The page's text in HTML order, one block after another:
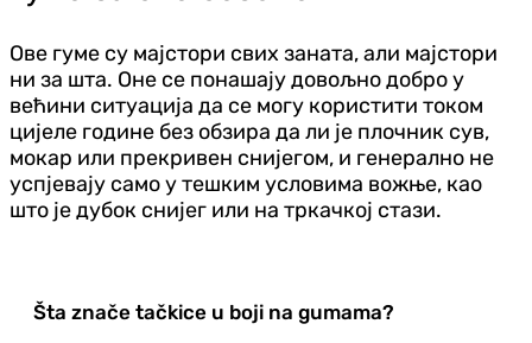
Ове гуме су мајстори свих заната, али мајстори
ни за шта. Оне се понашају довољно добро у
већини ситуација да се могу користити током
цијеле године без обзира да ли је плочник сув,
мокар или прекривен снијегом, и генерално не
успјевају само у тешким условима вожње, као
што је дубок снијег или на тркачкој стази.
Šta znače tačkice u boji na gumama?